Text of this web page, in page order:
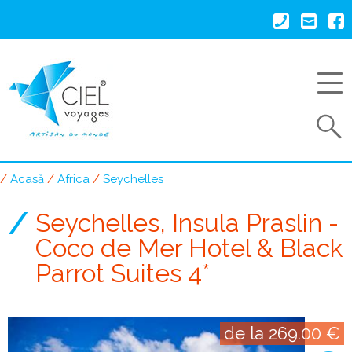
conţinutul
Acasă Africa Seychelles
Seychelles, Insula Praslin -
Coco de Mer Hotel & Black
Parrot Suites 4*
de la 269.00 €